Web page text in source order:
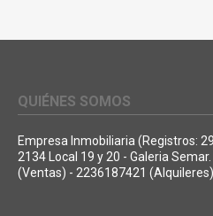
QUIÉNES SOMOS
Empresa Inmobiliaria (Registros:
2134 Local 19 y 20 - Galeria
(Ventas) - 2236187421 (Alquileres)